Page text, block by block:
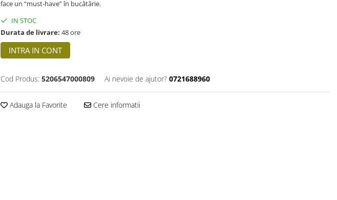
face un “must-have” în bucătărie.
IN STOC
Durata de livrare: 48 ore
INTRA IN CONT
Cod Produs: 5206547000809 Ai nevoie de ajutor? 0721688960
Adauga la Favorite Cere informatii